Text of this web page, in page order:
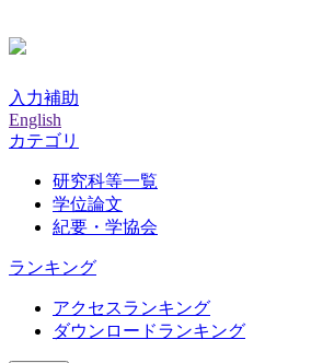
入力補助
English
カテゴリ
研究科等一覧
学位論文
紀要・学協会
ランキング
アクセスランキング
ダウンロードランキング